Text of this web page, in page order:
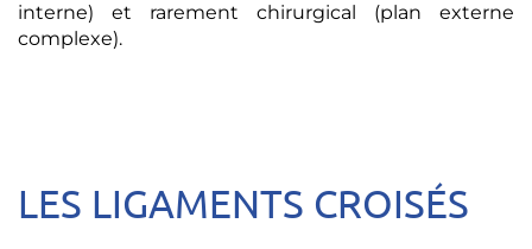
interne) et rarement chirurgical (plan externe
complexe).
LES LIGAMENTS CROISÉS